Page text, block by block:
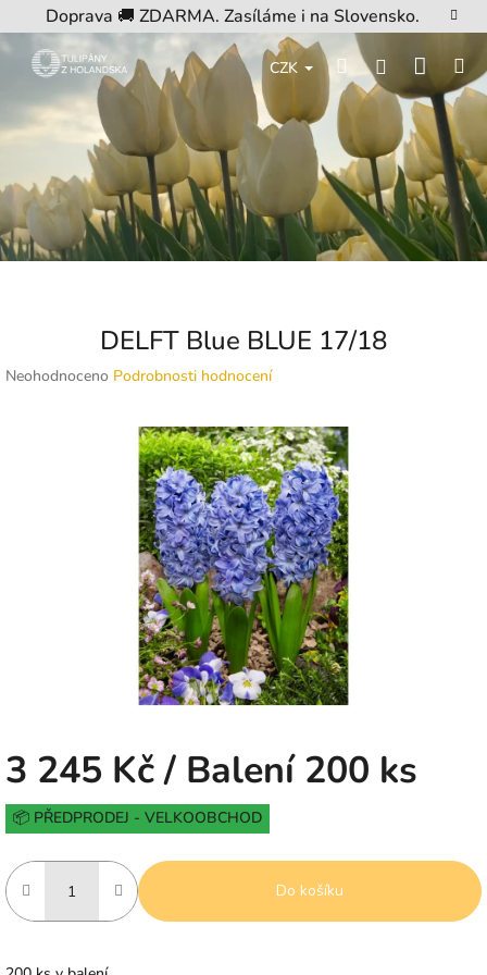
na
obsah
Doprava 🚚 ZDARMA. Zasíláme i na Slovensko.
CZK HledatPřihlášení
košík
DELFT Blue BLUE 17/18
Průměrné
Neohodnoceno Podrobnosti hodnocení
3 245 Kč/ Balení 200 ks
Měrná
cena:
📦 PŘEDPRODEJ - VELKOOBCHOD
Do košíku